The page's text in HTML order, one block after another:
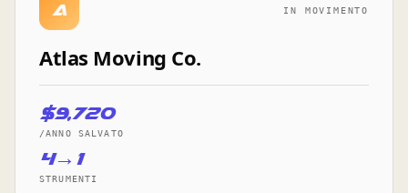
A IN MOVIMENTO
Atlas Moving Co.
$9,720
/ANNO SALVATO
4→1
STRUMENTI